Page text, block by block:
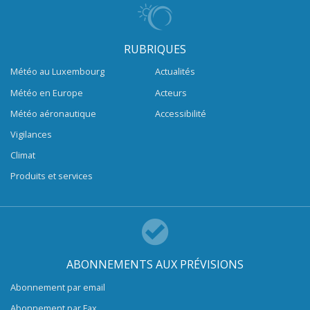
RUBRIQUES
Météo au Luxembourg
Météo en Europe
Météo aéronautique
Vigilances
Climat
Produits et services
Actualités
Acteurs
Accessibilité
ABONNEMENTS AUX PRÉVISIONS
Abonnement par email